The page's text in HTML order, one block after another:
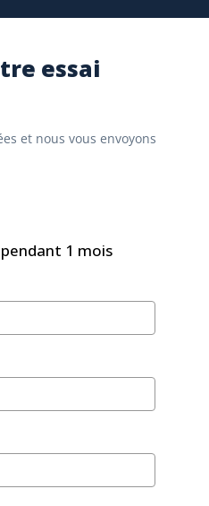
du portail est un no-
no-code. »
l'utilisation
est
essai
et nous vous envoyons
1 mois